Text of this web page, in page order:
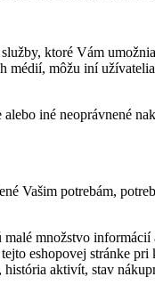
ktoré Vám
môžu iní
iné neoprávnené
Vašim potrebám,
množstvo
eshopovej stránke
aktivít, stav